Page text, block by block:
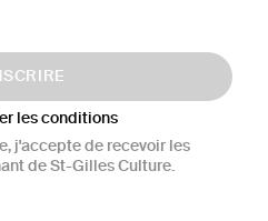
les conditions
j'accepte de recevoir les
de St-Gilles Culture.